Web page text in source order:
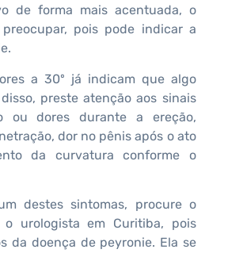
de forma mais acentuada, o
pois pode indicar a
a 30º já indicam que algo
preste atenção aos sinais
ou dores durante a ereção,
dor no pênis após o ato
da curvatura conforme o
destes sintomas, procure o
o urologista em Curitiba, pois
da doença de peyronie. Ela se